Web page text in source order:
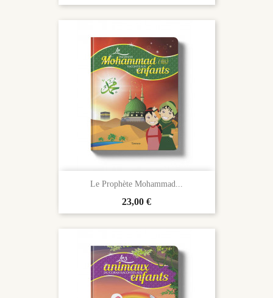
Le Prophète Mohammad...
Prix
23,00 €